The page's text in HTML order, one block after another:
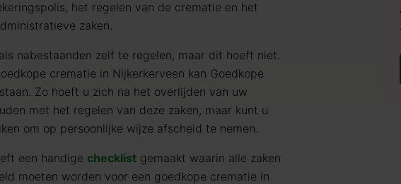
het regelen van de crematie en het
zaken.
nabestaanden zelf te regelen, maar dit hoeft niet.
crematie in Nijkerkerveen kan Goedkope
Zo hoeft u zich na het overlijden van uw
met het regelen van deze zaken, maar kunt u
om op persoonlijke wijze afscheid te nemen.
een handige checklist gemaakt waarin alle zaken
moeten worden voor een goedkope crematie in